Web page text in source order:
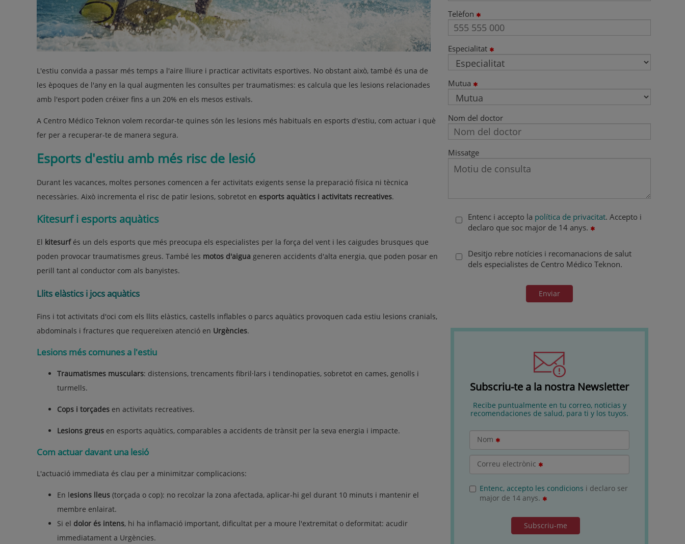
L'estiu convida a passar més temps a l'aire lliure i practicar activitats esportives. No obstant això, també és una de
les èpoques de l'any en la qual augmenten les consultes per traumatismes: es calcula que les lesions relacionades
amb l'esport poden créixer fins a un 20% en els mesos estivals.
A Centro Médico Teknon volem recordar-te quines són les lesions més habituals en esports d'estiu, com actuar i què
fer per a recuperar-te de manera segura.
Esports d'estiu amb més risc de lesió
Durant les vacances, moltes persones comencen a fer activitats exigents sense la preparació física ni tècnica
necessàries. Això incrementa el risc de patir lesions, sobretot en esports aquàtics i activitats recreatives.
Kitesurf i esports aquàtics
El kitesurfés un dels esports que més preocupa els especialistes per la força del vent i les caigudes brusques que
poden provocar traumatismes greus. També les motos d'aigua generen accidents d'alta energia, que poden posar en
perill tant al conductor com als banyistes.
Llits elàstics i jocs aquàtics
Fins i tot activitats d'oci com els llits elàstics, castells inflables o parcs aquàtics provoquen cada estiu lesions cranials,
abdominals i fractures que requereixen atenció en Urgències.
Lesions més comunes a l'estiu
Traumatismes musculars: distensions, trencaments fibril·lars i tendinopaties, sobretot en cames, genolls i
turmells.
Cops i torçades en activitats recreatives.
Lesions greus en esports aquàtics, comparables a accidents de trànsit per la seva energia i impacte.
Com actuar davant una lesió
L'actuació immediata és clau per a minimitzar complicacions:
En lesions lleus (torçada o cop): no recolzar la zona afectada, aplicar-hi gel durant 10 minuts i mantenir el
membre enlairat.
Si el dolor és intens, hi ha inflamació important, dificultat per a moure l'extremitat o deformitat: acudir
immediatament a Urgències.
Telèfon
Especialitat
Mutua
Nom del doctor
Missatge
Entenc i accepto la política de privacitat. Accepto i
declaro que soc major de 14 anys.
Desitjo rebre notícies i recomanacions de salut
dels especialistes de Centro Médico Teknon.
Enviar
Subscriu-te a la nostra Newsletter
Recibe puntualmente en tu correo, noticias y
recomendaciones de salud, para ti y los tuyos.
Nom
Correu electrònic
Entenc, accepto les condicions i declaro ser
major de 14 anys.
Subscriu-me